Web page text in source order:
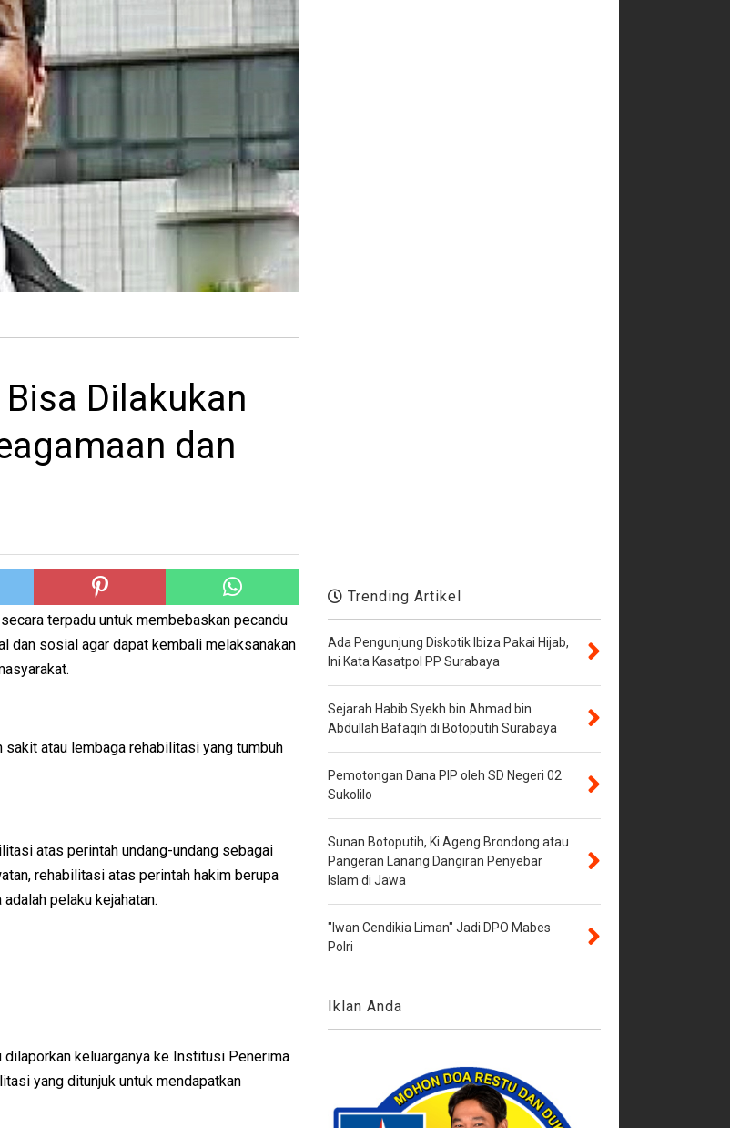
Dilakukan
dan
terpadu untuk membebaskan pecandu
dan sosial agar dapat kembali melaksanakan
atau lembaga rehabilitasi yang tumbuh
atas perintah undang-undang sebagai
rehabilitasi atas perintah hakim berupa
pelaku kejahatan.
dilaporkan keluarganya ke Institusi Penerima
yang ditunjuk untuk mendapatkan
Trending Artikel
Ada Pengunjung Diskotik Ibiza Pakai Hijab,
Ini Kata Kasatpol PP Surabaya
Sejarah Habib Syekh bin Ahmad bin
Abdullah Bafaqih di Botoputih Surabaya
Pemotongan Dana PIP oleh SD Negeri 02
Sukolilo
Sunan Botoputih, Ki Ageng Brondong atau
Pangeran Lanang Dangiran Penyebar
Islam di Jawa
"Iwan Cendikia Liman" Jadi DPO Mabes
Polri
Iklan Anda